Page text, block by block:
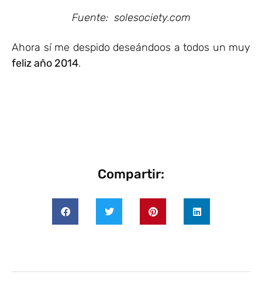
Fuente: solesociety.com
Ahora sí me despido deseándoos a todos un muy
feliz año 2014.
Compartir: